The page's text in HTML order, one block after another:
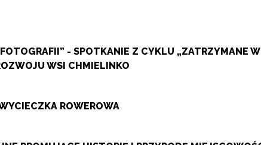
- SPOTKANIE Z CYKLU „ZATRZYMANE
WSI CHMIELINKO
ROWEROWA